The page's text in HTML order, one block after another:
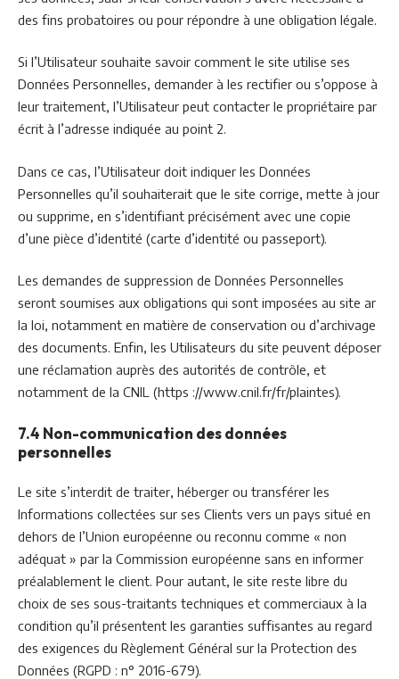
des fins probatoires ou pour répondre à une obligation légale.
Si l’Utilisateur souhaite savoir comment le site utilise ses
Données Personnelles, demander à les rectifier ou s’oppose à
leur traitement, l’Utilisateur peut contacter le propriétaire par
écrit à l’adresse indiquée au point 2.
Dans ce cas, l’Utilisateur doit indiquer les Données
Personnelles qu’il souhaiterait que le site corrige, mette à jour
ou supprime, en s’identifiant précisément avec une copie
d’une pièce d’identité (carte d’identité ou passeport).
Les demandes de suppression de Données Personnelles
seront soumises aux obligations qui sont imposées au site ar
la loi, notamment en matière de conservation ou d’archivage
des documents. Enfin, les Utilisateurs du site peuvent déposer
une réclamation auprès des autorités de contrôle, et
notamment de la CNIL (https ://www.cnil.fr/fr/plaintes).
7.4 Non-communication des données
personnelles
Le site s’interdit de traiter, héberger ou transférer les
Informations collectées sur ses Clients vers un pays situé en
dehors de l’Union européenne ou reconnu comme « non
adéquat » par la Commission européenne sans en informer
préalablement le client. Pour autant, le site reste libre du
choix de ses sous-traitants techniques et commerciaux à la
condition qu’il présentent les garanties suffisantes au regard
des exigences du Règlement Général sur la Protection des
Données (RGPD : n° 2016-679).